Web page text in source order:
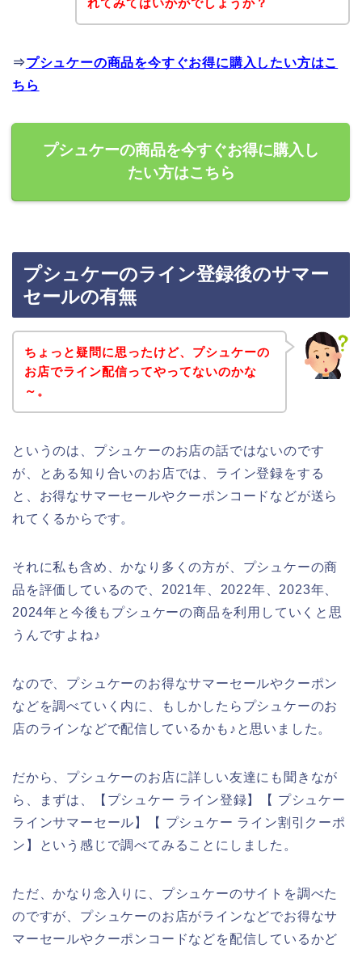
れてみてはいかがでしょうか？
⇒プシュケーの商品を今すぐお得に購入したい方はこ
ちら
プシュケーの商品を今すぐお得に購入し
たい方はこちら
プシュケーのライン登録後のサマー
セールの有無
ちょっと疑問に思ったけど、プシュケーの
お店でライン配信ってやってないのかな
～。
というのは、プシュケーのお店の話ではないのです
が、とある知り合いのお店では、ライン登録をする
と、お得なサマーセールやクーポンコードなどが送ら
れてくるからです。
それに私も含め、かなり多くの方が、プシュケーの商
品を評価しているので、2021年、2022年、2023年、
2024年と今後もプシュケーの商品を利用していくと思
うんですよね♪
なので、プシュケーのお得なサマーセールやクーポン
などを調べていく内に、もしかしたらプシュケーのお
店のラインなどで配信しているかも♪と思いました。
だから、プシュケーのお店に詳しい友達にも聞きなが
ら、まずは、【プシュケー ライン登録】【 プシュケー
ラインサマーセール】【 プシュケー ライン割引クーポ
ン】という感じで調べてみることにしました。
ただ、かなり念入りに、プシュケーのサイトを調べた
のですが、プシュケーのお店がラインなどでお得なサ
マーセールやクーポンコードなどを配信しているかど